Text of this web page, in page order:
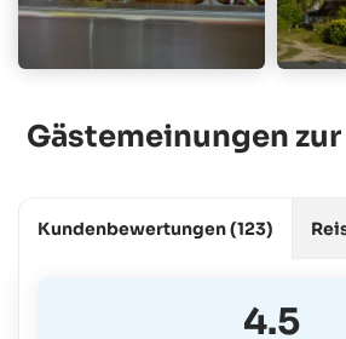
Gästemeinungen
Kundenbewertungen(123)
4.5